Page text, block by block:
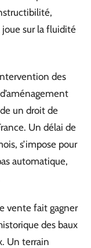
sur la fluidité
des
un droit de
Un délai de
s’impose pour
automatique,
vente fait gagner
des baux
Un terrain